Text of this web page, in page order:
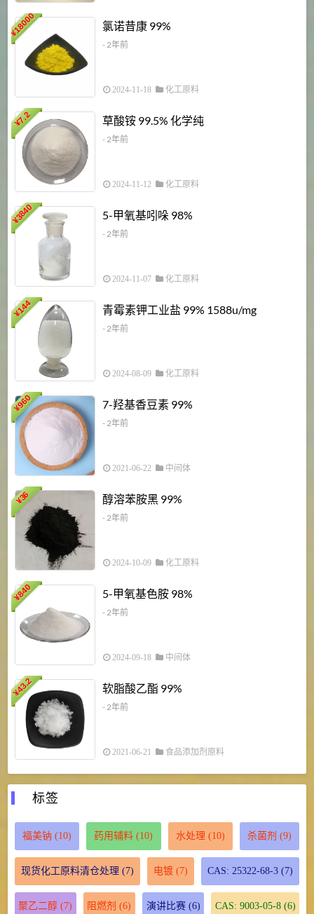
¥
18000 氯诺昔康 99%
- 2年前
2024-11-18 化工原料
¥
7.2 草酸铵 99.5% 化学纯
- 2年前
2024-11-12 化工原料
¥
3840 5-甲氧基吲哚 98%
- 2年前
2024-11-07 化工原料
¥
144 青霉素钾工业盐 99% 1588u/mg
- 2年前
2024-08-09 化工原料
¥
960 7-羟基香豆素 99%
- 2年前
2021-06-22 中间体
¥
36 醇溶苯胺黑 99%
- 2年前
2024-10-09 化工原料
¥
840 5-甲氧基色胺 98%
- 2年前
2024-09-18 中间体
¥
43.2 软脂酸乙酯 99%
- 2年前
2021-06-21 食品添加剂原料
标签
福美钠 (10) 药用辅料 (10) 水处理 (10) 杀菌剂 (9)
现货化工原料清仓处理 (7) 电镀 (7) CAS: 25322-68-3 (7)
聚乙二醇 (7) 阻燃剂 (6) 演讲比赛(6) CAS: 9003-05-8(6)